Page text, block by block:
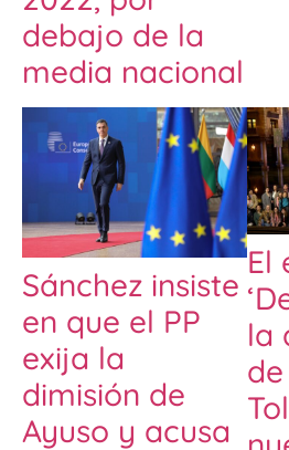
debajo de la
media nacional
Sánchez insiste
en que el PP
exija la
dimisión de
Ayuso y acusa
El
la
de